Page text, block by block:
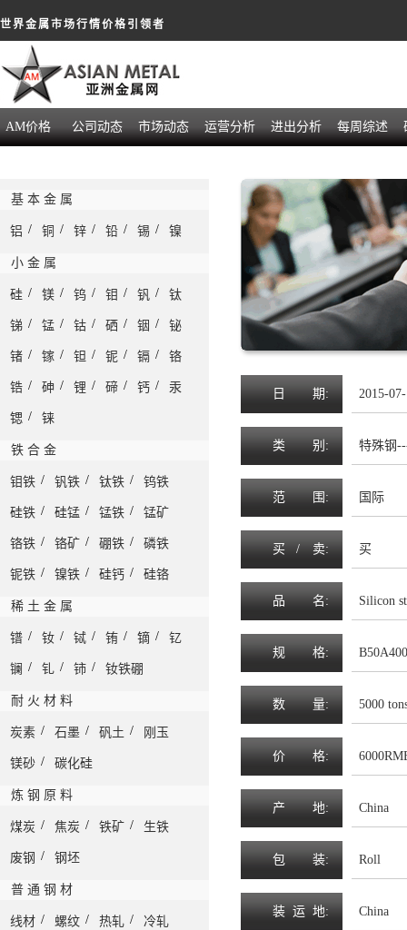
世界金属市场行情价格引领者
AM价格 公司动态 市场动态 运营分析 进出分析 每周综述
基 本 金 属
铝 / 铜 / 锌 / 铅 / 锡 / 镍
小 金 属
硅 / 镁 / 钨 / 钼 / 钒 / 钛
锑 / 锰 / 钴 / 硒 / 铟 / 铋
锗 / 镓 / 钽 / 铌 / 镉 / 铬
锆 / 砷 / 锂 / 碲 / 钙 / 汞
锶 / 铼
铁 合 金
钼铁 / 钒铁 / 钛铁 / 钨铁
硅铁 / 硅锰 / 锰铁 / 锰矿
铬铁 / 铬矿 / 硼铁 / 磷铁
铌铁 / 镍铁 / 硅钙 / 硅铬
稀 土 金 属
镨 / 钕 / 铽 / 铕 / 镝 / 钇
镧 / 钆 / 铈 / 钕铁硼
耐 火 材 料
炭素 / 石墨 / 矾土 / 刚玉
镁砂 / 碳化硅
炼 钢 原 料
煤炭 / 焦炭 / 铁矿 / 生铁
废钢 / 钢坯
普 通 钢 材
线材 / 螺纹 / 热轧 / 冷轧
日 期: 2015-
类 别: 特殊钢
范 围 : 国际
买 / 卖: 买
品 名 : Silicon
规 格:
数 量: 5000
价 格:
产 地: China
包 装: Roll
装 运 地: China